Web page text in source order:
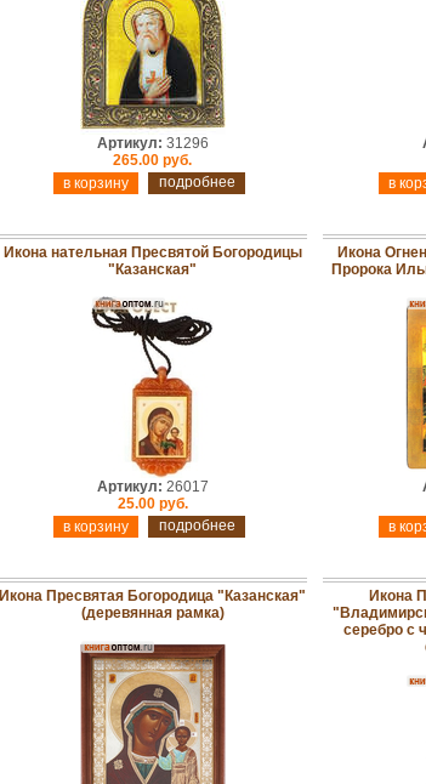
Артикул: 31296
265.00 руб.
подробнее
Икона нательная Пресвятой Богородицы
"Казанская"
Артикул: 26017
25.00 руб.
подробнее
Икона
Пророка
Икона Пресвятая Богородица "Казанская"
(деревянная рамка)
Икона
серебро с